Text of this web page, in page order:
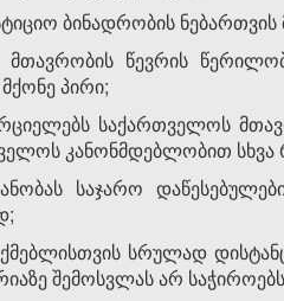
ბინადრობის
წევრის
პირი;
საქართველოს
კანონმდებლობით
საჯარო
სრულად
შემოსვლას არ